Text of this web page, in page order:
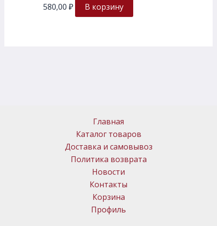
580,00 ₽ В корзину
Главная
Каталог товаров
Доставка и самовывоз
Политика возврата
Новости
Контакты
Корзина
Профиль